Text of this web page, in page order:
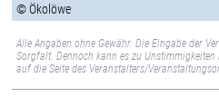
© Ökolöwe
Alle Angaben ohne Gewähr. Die Eingabe der
Sorgfalt. Dennoch kann es zu
auf die Seite des Veranstalters/